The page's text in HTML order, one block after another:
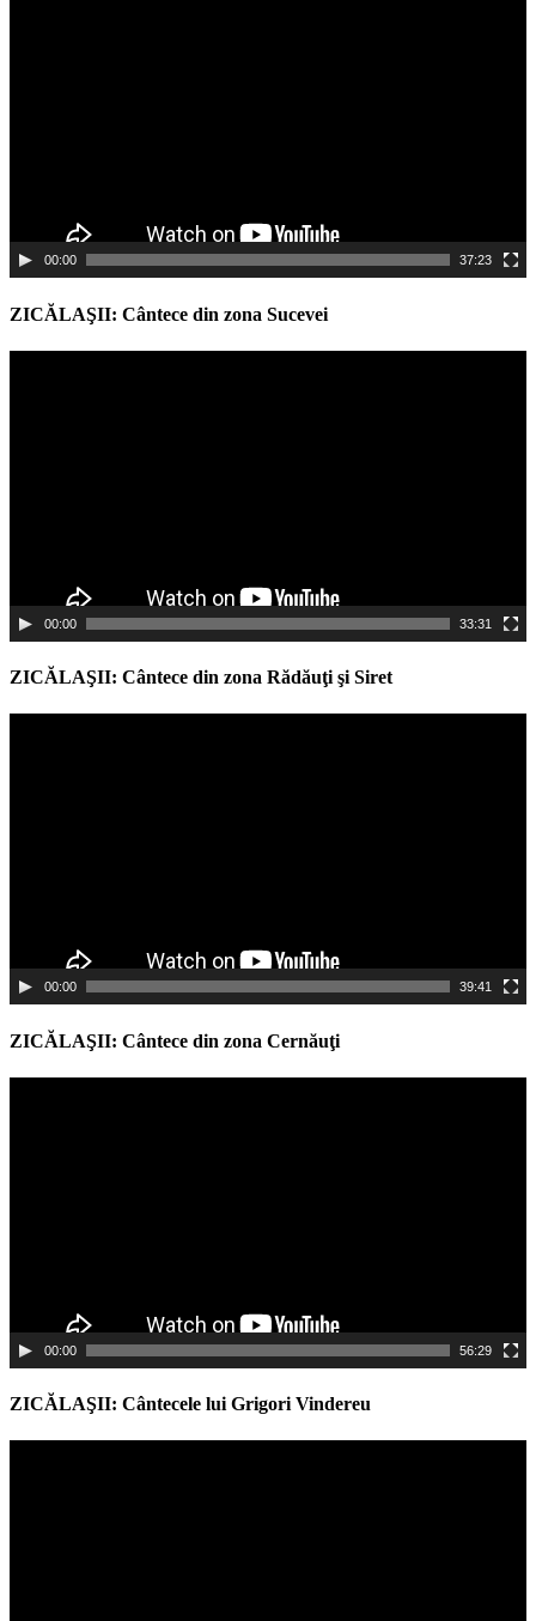
00:00 37:23
ZICĂLAŞII: Cântece din zona Sucevei
00:00 33:31
ZICĂLAŞII: Cântece din zona Rădăuţi şi Siret
00:00 39:41
ZICĂLAŞII: Cântece din zona Cernăuţi
00:00 56:29
ZICĂLAŞII: Cântecele lui Grigori Vindereu